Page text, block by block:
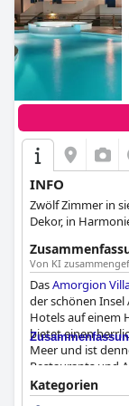
Strandurlaub
und geräumige
spektakulärer
Aufenthalt in
INFO
Zwölf Zimmer in
Dekor, in
Von KI
DasAmorgion
der schönen
Hotels auf einem
bietet einen
Meer und ist
Restaurants und
bietet ebenfalls
ist eine Seltenheit
Kategorien